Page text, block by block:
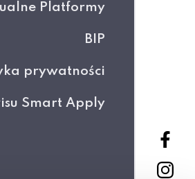
Platformy
BIP
prywatności
Smart Apply